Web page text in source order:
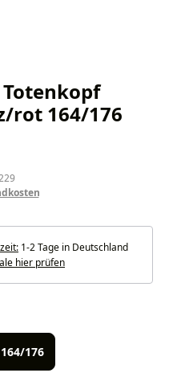
rot 164/176
1-2 Tage in Deutschland
hier prüfen
164/176